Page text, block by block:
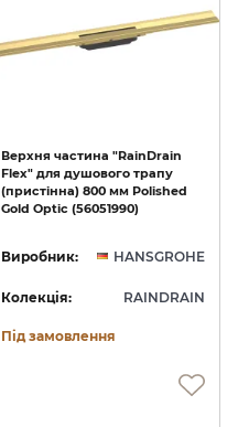
Верхня частина "RainDrain
Flex" для душового трапу
(пристінна) 800 мм Polished
Gold Optic (56051990)
Виробник: HANSGROHE
Колекція: RAINDRAIN
Під замовлення